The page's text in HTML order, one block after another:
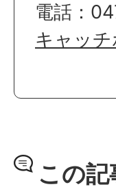
電話：
キャッ
この